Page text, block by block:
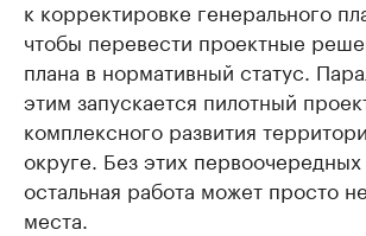
к корректировке генерального
чтобы перевести проектные
плана в нормативный статус.
этим запускается пилотный
комплексного развития
округе. Без этих
остальная работа может просто
места.